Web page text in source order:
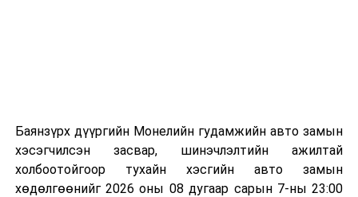
болон дулааны эрчим хүч үйлдвэрлэхэд ашиглаж
болдог. Зарим технологийн хувьд шаталтын дараа
үлдэх үнснээс фосфор зэрэг ашигт эрдсийг сэргээн
авах боломжтой аж.
Баянзүрх дүүргийн Монелийн гудамжийн авто замын
хэсэгчилсэн засвар, шинэчлэлтийн ажилтай
холбоотойгоор тухайн хэсгийн авто замын
хөдөлгөөнийг 2026 оны 08 дугаар сарын 7-ны 23:00